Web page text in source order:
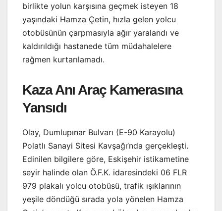
birlikte yolun karşısına geçmek isteyen 18
yaşındaki Hamza Çetin, hızla gelen yolcu
otobüsünün çarpmasıyla ağır yaralandı ve
kaldırıldığı hastanede tüm müdahalelere
rağmen kurtarılamadı.
Kaza Anı Araç Kamerasına
Yansıdı
Olay, Dumlupınar Bulvarı (E-90 Karayolu)
Polatlı Sanayi Sitesi Kavşağı’nda gerçekleşti.
Edinilen bilgilere göre, Eskişehir istikametine
seyir halinde olan Ö.F.K. idaresindeki 06 FLR
979 plakalı yolcu otobüsü, trafik ışıklarının
yeşile döndüğü sırada yola yönelen Hamza